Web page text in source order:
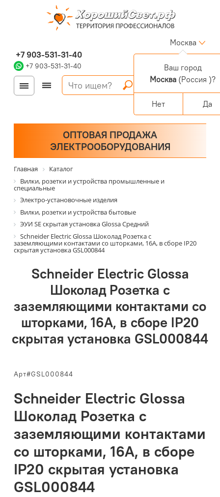
+7 903-531-31-40
+7 903-531-31-40
Москва
Войти
Регистрация
Корзина
0 позиций
Персональный раздел
ОПТОВАЯ ПРОДАЖА
ЭЛЕКТРООБОРУДОВАНИЯ
Главная
Каталог
Вилки, розетки и устройства промышленные и
специальные
Электро-установочные изделия
Вилки, розетки и устройства бытовые
ЭУИ SE скрытая установка Glossa Средний
Schneider Electric Glossa Шоколад Розетка с
заземляющими контактами со шторками, 16А, в сборе IP20
скрытая установка GSL000844
Schneider Electric Glossa
Шоколад Розетка с
заземляющими контактами со
шторками, 16А, в сборе IP20
скрытая установка GSL000844
Арт#GSL000844
Schneider Electric Glossa
Шоколад Розетка с
заземляющими контактами
со шторками, 16А, в сборе
IP20 скрытая установка
GSL000844
Ваш город
Москва (Россия )?
Нет Да